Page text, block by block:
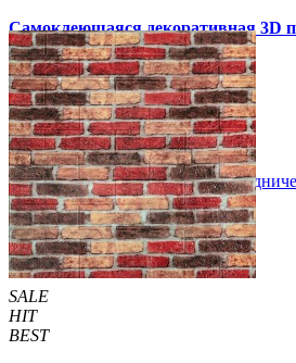
Самоклеющаяся декоративная 3D
песчаник 700x770x2мм
63 грн/шт 200 грн/шт
Купить В закладки
SALE
HIT
BEST